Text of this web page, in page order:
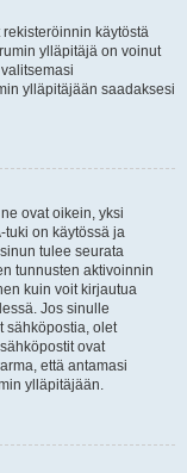
käytöstä
ylläpitäjä on voinut
ylläpitäjään saadaksesi
ovat oikein, yksi
tuki on käytössä ja
tulee seurata
tunnusten aktivoinnin
kuin voit kirjautua
Jos sinulle
sähköpostia, olet
ovat
että antamasi
ylläpitäjään.